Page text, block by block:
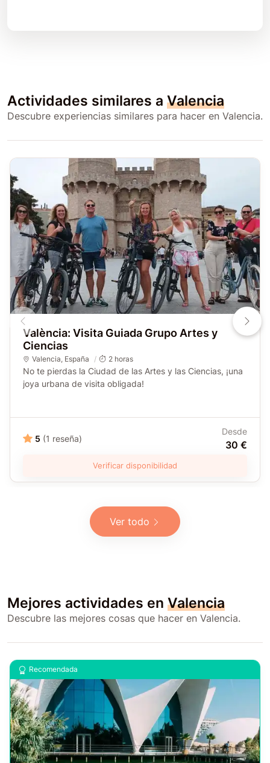
Actividades similares a Valencia
Descubre experiencias similares para hacer en Valencia.
València: Visita Guiada Grupo Artes y
Ciencias
Valencia España 2 horas
No te pierdas la Ciudad de las Artes y las Ciencias, ¡una
joya urbana de visita obligada!
5 (1 reseña)
Desde
30 €
Verificar disponibilidad
Ver todo
Mejores actividades en Valencia
Descubre las mejores cosas que hacer en Valencia.
Recomendada